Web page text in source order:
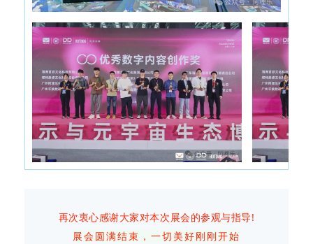
再次衷心感谢大家对本次展会的参观与指导!
展会圆满结束，一切美好刚刚开始